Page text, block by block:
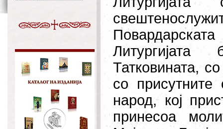
Татковината,
со присутните
народ, кој
принесоа